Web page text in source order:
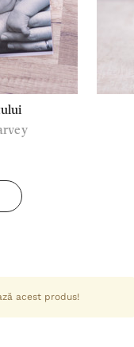
acest produs!